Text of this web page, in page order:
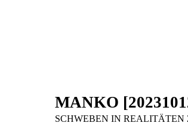
MANKO
SCHWEBEN IN